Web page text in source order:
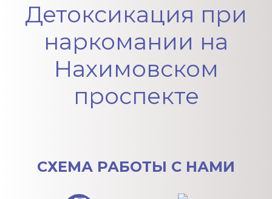
Детоксикация при
наркомании на
Нахимовском
проспекте
СХЕМА РАБОТЫ С НАМИ